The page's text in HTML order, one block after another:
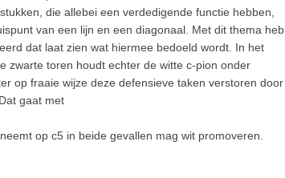
die allebei een verdedigende functie hebben,
van een lijn en een diagonaal. Met dit thema heb
dat laat zien wat hiermee bedoeld wordt. In het
zwarte toren houdt echter de witte c-pion onder
op fraaie wijze deze defensieve taken verstoren door
gaat met
op c5 in beide gevallen mag wit promoveren.